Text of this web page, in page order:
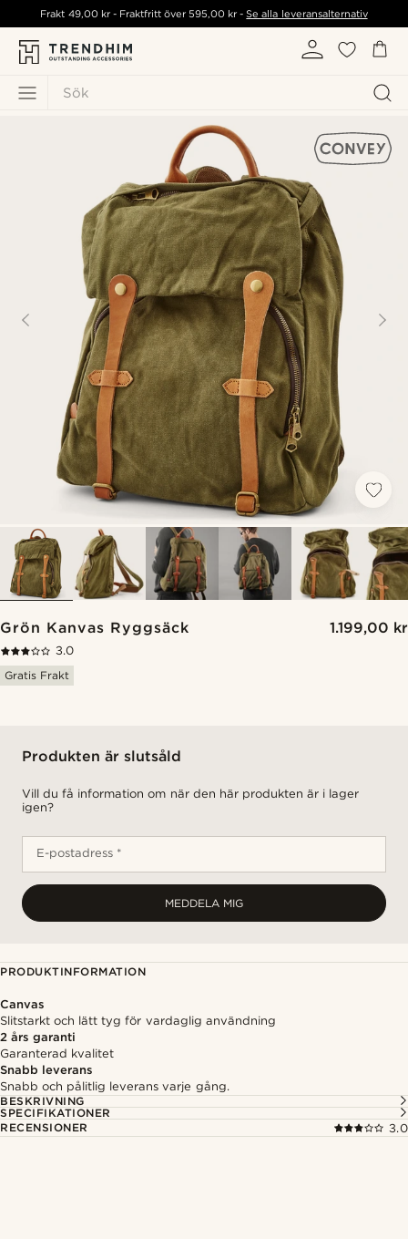
Sök
Frakt 49,00 kr- Fraktfritt över595,00 kr -Se alla leveransalternativ
Grön Kanvas Ryggsäck 1.199,00 kr
3.0
Gratis Frakt
Produkten är slutsåld
Vill du få information om när den här produkten är i lager
igen?
E-postadress *
MEDDELA MIG
PRODUKTINFORMATION
Canvas
Slitstarkt och lätt tyg för vardaglig användning
2 års garanti
Garanterad kvalitet
Snabb leverans
Snabb och pålitlig leverans varje gång.
BESKRIVNING
SPECIFIKATIONER
RECENSIONER
3.0